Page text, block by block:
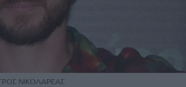
ΝΙΚΟΛΑΡΕΑΣ